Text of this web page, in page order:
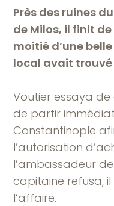
Près des ruines
de Milos, il finit
moitié d’une
local avait
Voutier essaya
de partir
Constantinople
l’autorisation
l’ambassadeur
capitaine refusa, il
l’affaire.